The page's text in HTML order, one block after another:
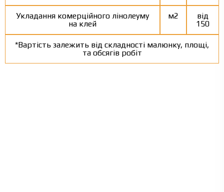
Укладання комерційного лінолеуму
на клей
м2
від
150
*Вартість залежить від складності малюнку, площі,
та обсягів робіт